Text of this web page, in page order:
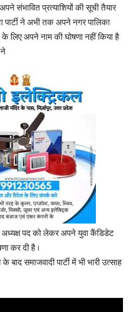
संभावित प्रत्याशियों की सूची तैयार
ने अभी तक अपने नगर पालिका
के लिए अपने नाम की घोषणा नहीं किया है
अध्यक्ष पद को लेकर अपने युवा कैंडिडेट
कर दी है ।
समाजवादी पार्टी में भी भारी उत्साह